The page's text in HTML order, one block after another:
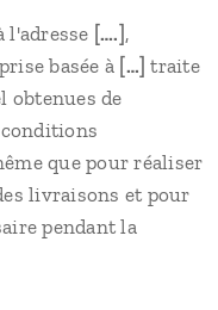
l'adresse [….] ,
basée à […] traite
obtenues de
que pour réaliser
livraisons et pour
pendant la